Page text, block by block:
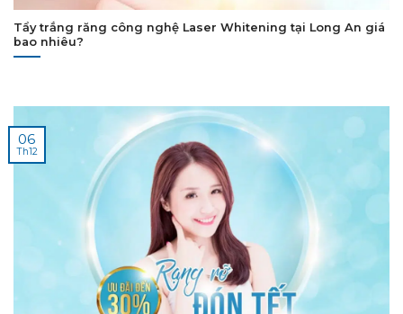
Tẩy trắng răng công nghệ Laser Whitening tại Long An giá
bao nhiêu?
06
Th12